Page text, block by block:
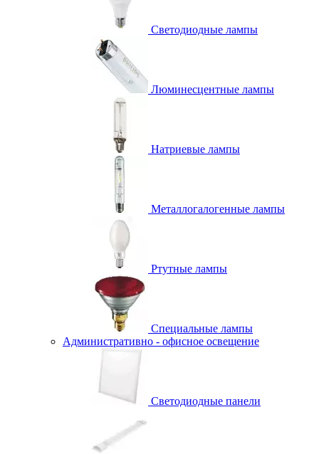
Светодиодные лампы
Люминесцентные лампы
Натриевые лампы
Металлогалогенные лампы
Ртутные лампы
Специальные лампы
Административно - офисное освещение
Светодиодные панели